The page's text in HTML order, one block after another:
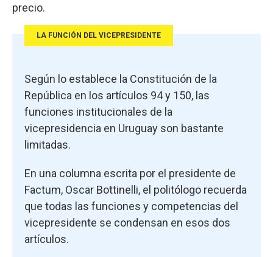
precio.
LA FUNCIÓN DEL VICEPRESIDENTE
Según lo establece la Constitución de la
República en los artículos 94 y 150, las
funciones institucionales de la
vicepresidencia en Uruguay son bastante
limitadas.
En una columna escrita por el presidente de
Factum, Oscar Bottinelli, el politólogo recuerda
que todas las funciones y competencias del
vicepresidente se condensan en esos dos
artículos.